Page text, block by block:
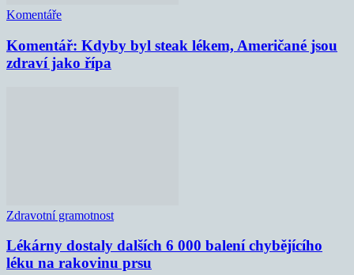
Komentáře
Komentář: Kdyby byl steak lékem, Američané jsou
zdraví jako řípa
Zdravotní gramotnost
Lékárny dostaly dalších 6 000 balení chybějícího
léku na rakovinu prsu